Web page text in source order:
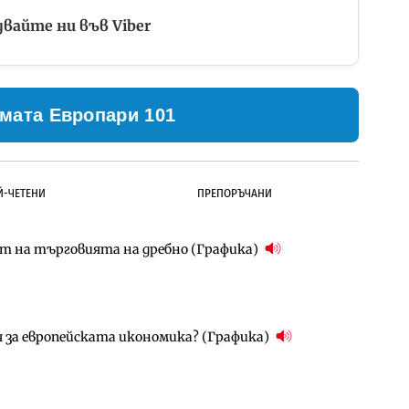
ни във Viber
Европари 101
ЧЕТЕНИ ПРЕПОРЪЧАНИ
на търговията на дребно (Графика)
за европейската икономика? (Графика)
за преместването на трамвайното
Петрохан ще върви паралелно с екологичните
Петрохан ще върви паралелно с екологичните
придобиване на Euroapi Italy